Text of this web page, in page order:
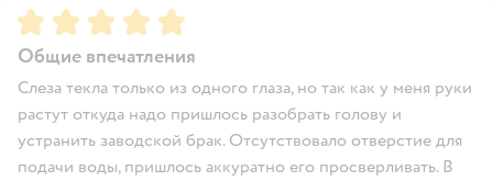
Рейтинг:5
Общие впечатления
Слеза текла только из одного глаза, но так как у меня руки
растут откуда надо пришлось разобрать голову и
устранить заводской брак. Отсутствовало отверстие для
подачи воды, пришлось аккуратно его просверливать. В